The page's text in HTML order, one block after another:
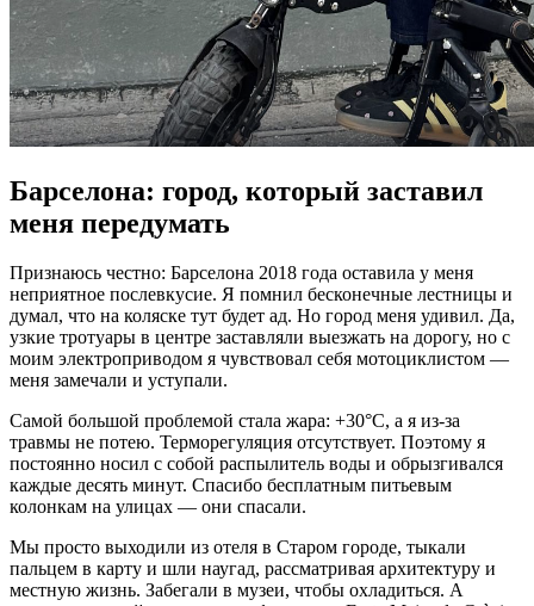
Барселона: город, который заставил
меня передумать
Признаюсь честно: Барселона 2018 года оставила у меня
неприятное послевкусие. Я помнил бесконечные лестницы и
думал, что на коляске тут будет ад. Но город меня удивил. Да,
узкие тротуары в центре заставляли выезжать на дорогу, но с
моим электроприводом я чувствовал себя мотоциклистом —
меня замечали и уступали.
Самой большой проблемой стала жара: +30°C, а я из-за
травмы не потею. Терморегуляция отсутствует. Поэтому я
постоянно носил с собой распылитель воды и обрызгивался
каждые десять минут. Спасибо бесплатным питьевым
колонкам на улицах — они спасали.
Мы просто выходили из отеля в Старом городе, тыкали
пальцем в карту и шли наугад, рассматривая архитектуру и
местную жизнь. Забегали в музеи, чтобы охладиться. А